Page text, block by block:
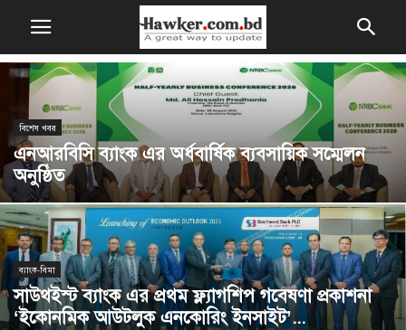
বিশেষ খবর
এনআরবিসি ব্যাংক এর অর্ধবার্ষিক ব্যবসায়িক সম্মেলন
অনুষ্ঠিত
ব্যাংক-বিমা
সাউথইস্ট ব্যাংক এর প্রথম ফ্ল্যাগশিপ গবেষণা প্রকাশনা
‘ইকোনমিক আউটলুক এনকোরিং ইনসাইট’...